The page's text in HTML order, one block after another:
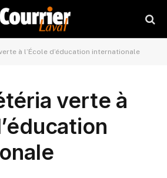
à l’École d’éducation internationale
verte à